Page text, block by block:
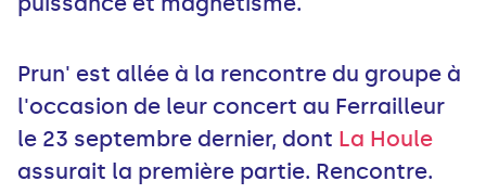
Prun' est allée à la rencontre du groupe à
l'occasion de leur concert au Ferrailleur
le 23 septembre dernier, dont La Houle
assurait la première partie. Rencontre.